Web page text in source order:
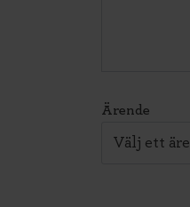
Ärende